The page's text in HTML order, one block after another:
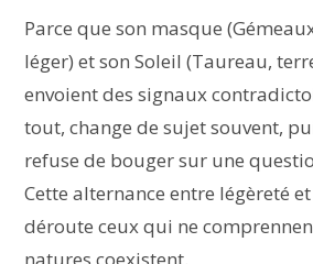
Parce que son masque
léger) et son Soleil (Taureau,
envoient des signaux
tout, change de sujet souvent,
refuse de bouger sur une
Cette alternance entre légèreté
déroute ceux qui ne